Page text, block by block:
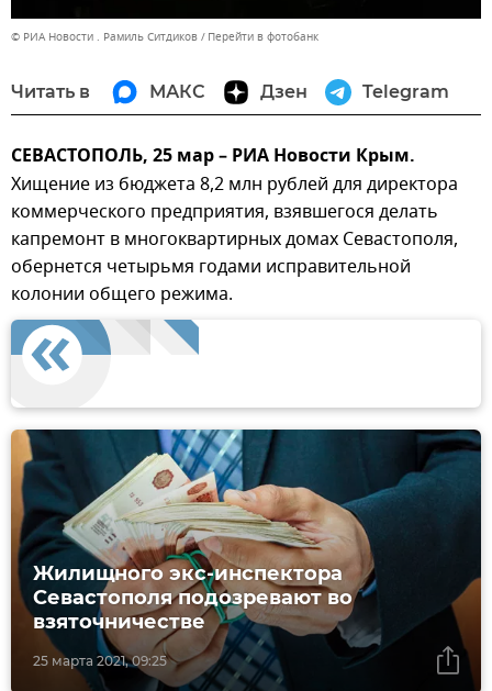
© РИА Новости . Рамиль Ситдиков Перейти в фотобанк
Читать в МАКС Дзен Telegram
СЕВАСТОПОЛЬ, 25 мар – РИА Новости Крым.
Хищение из бюджета 8,2 млн рублей для директора
коммерческого предприятия, взявшегося делать
капремонт в многоквартирных домах Севастополя,
обернется четырьмя годами исправительной
колонии общего режима.
25 марта 2021, 09:25
Жилищного экс-инспектора
Севастополя подозревают во
взяточничестве